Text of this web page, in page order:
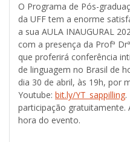
O Programa de Pós-
da UFF tem a enorme
a sua AULA INAUGURAL
com a presença da Profª
que proferirá conferência
de linguagem no Brasil de
dia 30 de abril, às 19h, por
Youtube: bit.ly/YT_sappilling.
participação gratuitamente.
hora do evento.